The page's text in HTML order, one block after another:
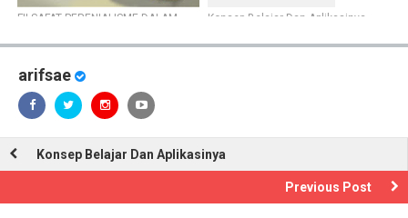
FILSAFAT PERENIALISME DALAM
Konsep Belajar Dan Aplikasinya
arifsae
Konsep Belajar Dan Aplikasinya
Previous Post